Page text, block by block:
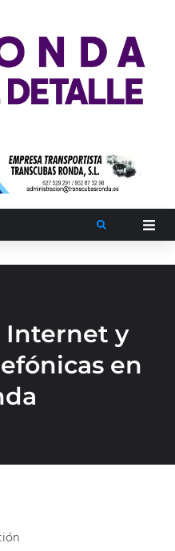
Internet y
en